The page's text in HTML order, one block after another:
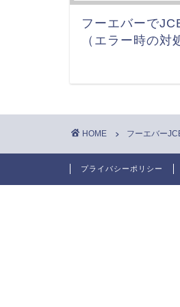
フーエバーで
（エラー時の対
HOME フーエバー
プライバシーポリシー